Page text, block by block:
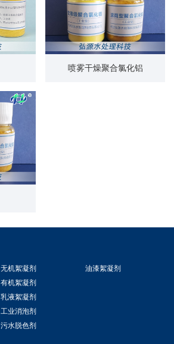
喷雾干燥聚合氯化铝
无机絮凝剂
有机絮凝剂
乳液絮凝剂
工业消泡剂
污水脱色剂
油漆絮凝剂